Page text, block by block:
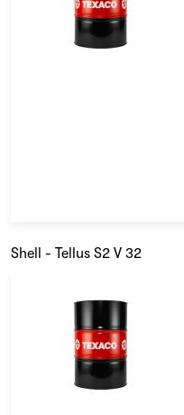
Shell - Tellus S2 V 32